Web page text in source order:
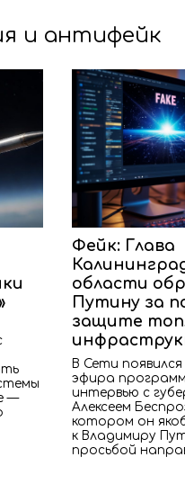
и антифейк
—
Фейк: Глава
области
Путину за
защите
В Сети
эфира
интервью с
Алексеем
котором он
к Владимиру
просьбой